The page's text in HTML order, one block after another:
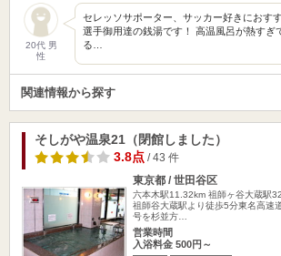
20代 男
性
セレッソサポーター、サッカー好きにおす
選手御用達の銭湯です！ 高温風呂が熱すぎ
る…
関連情報から探す
そしがや温泉21（閉館しました）
3.8点/ 43 件
東京都 / 世田谷区
六本木駅11.32km 祖師ヶ谷大蔵駅
祖師谷大蔵駅より徒歩5分東名高速
号を杉並方…
営業時間
入浴料金 500円～